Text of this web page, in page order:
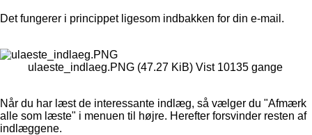
Det fungerer i princippet ligesom indbakken for din e-mail.
ulaeste_indlaeg.PNG (47.27 KiB) Vist 10135 gange
Når du har læst de interessante indlæg, så vælger du "Afmærk
alle som læste" i menuen til højre. Herefter forsvinder resten af
indlæggene.